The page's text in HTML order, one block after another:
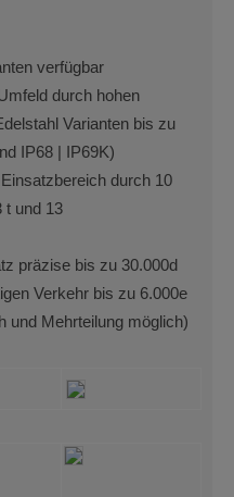
verfügbar
durch hohen
Varianten bis zu
IP68 | IP69K)
durch 10
t und 13
präzise bis zu 30.000d
Verkehr bis zu 6.000e
und Mehrteilung möglich)